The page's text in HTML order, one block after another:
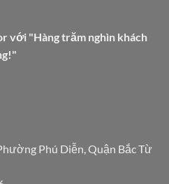
với "Hàng trăm nghìn khách
Phú Diễn, Quận Bắc Từ